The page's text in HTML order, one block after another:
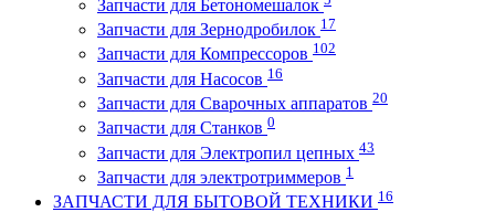
Запчасти для Бетономешалок
Запчасти для Зернодробилок 17
Запчасти для Компрессоров 102
Запчасти для Насосов 16
Запчасти для Сварочных аппаратов 20
Запчасти для Станков 0
Запчасти для Электропил цепных 43
Запчасти для электротриммеров 1
ЗАПЧАСТИ ДЛЯ БЫТОВОЙ ТЕХНИКИ 16